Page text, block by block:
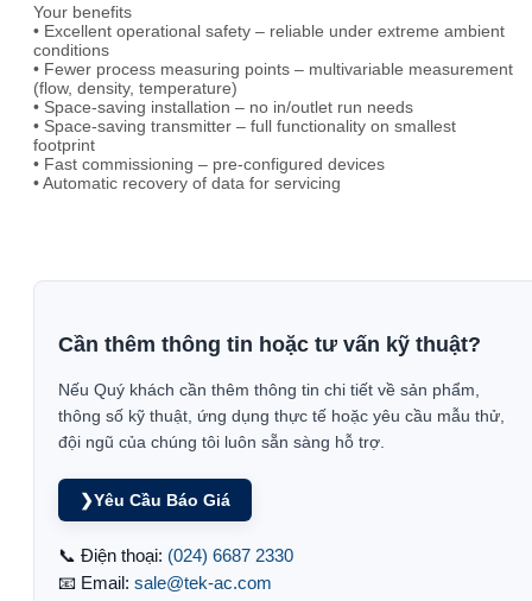
Your benefits
• Excellent operational safety – reliable under extreme ambient
conditions
• Fewer process measuring points – multivariable measurement
(flow, density, temperature)
• Space-saving installation – no in/outlet run needs
• Space-saving transmitter – full functionality on smallest
footprint
• Fast commissioning – pre-configured devices
• Automatic recovery of data for servicing
Cần thêm thông tin hoặc tư vấn kỹ thuật?
Nếu Quý khách cần thêm thông tin chi tiết về sản phẩm,
thông số kỹ thuật, ứng dụng thực tế hoặc yêu cầu mẫu thử,
đội ngũ của chúng tôi luôn sẵn sàng hỗ trợ.
❯Yêu Cầu Báo Giá
📞 Điện thoại: (024) 6687 2330
📧 Email: sale@tek-ac.com